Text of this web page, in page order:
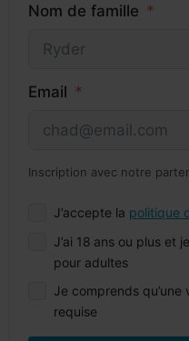
Nom de famille
Email
Inscription avec notre
J’accepte la politique
J’ai 18 ans ou plus et
pour adultes
Je comprends qu’une
requise